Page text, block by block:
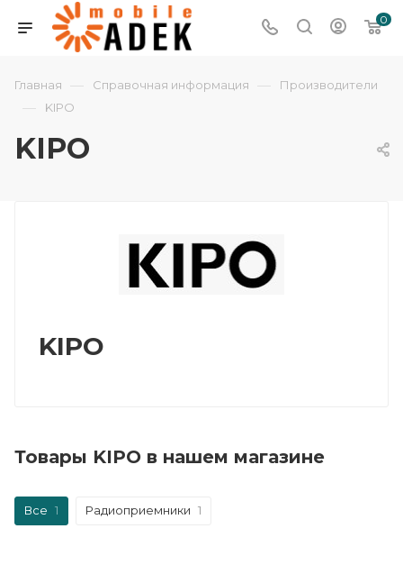
0
Главная — Справочная информация — Производители
— KIPO
KIPO
KIPO
Товары KIPO в нашем магазине
Все 1 Радиоприемники 1